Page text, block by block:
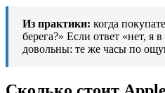
Из практики: когда
берега?» Если ответ «нет,
довольны: те же часы по